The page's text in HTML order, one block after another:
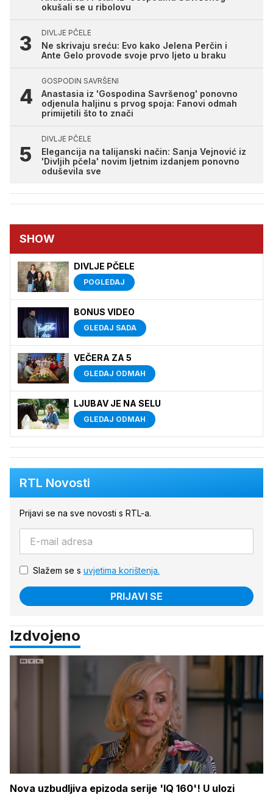
okušali se u ribolovu
DIVLJE PČELE
Ne skrivaju sreću: Evo kako Jelena Perčin i
Ante Gelo provode svoje prvo ljeto u braku
GOSPODIN SAVRŠENI
Anastasia iz 'Gospodina Savršenog' ponovno
odjenula haljinu s prvog spoja: Fanovi odmah
primijetili što to znači
DIVLJE PČELE
Elegancija na talijanski način: Sanja Vejnović iz
'Divljih pčela' novim ljetnim izdanjem ponovno
oduševila sve
SHOW
DIVLJE PČELE
POGLEDAJ
BONUS VIDEO
GLEDAJ SADA
VEČERA ZA 5
GLEDAJ ODMAH
LJUBAV JE NA SELU
GLEDAJ ODMAH
RTL Novosti
Prijavi se na sve novosti s RTL-a.
Slažem se s uvjetima korištenja.
PRIJAVI SE
Izdvojeno
Nova uzbudljiva epizoda serije 'IQ 160'! U ulozi